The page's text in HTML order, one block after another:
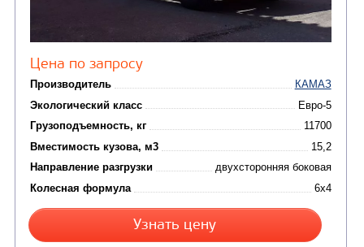
Автофургоны
Шасси(12)
АВТОБУСЫ
Вахтовые автобусы(3)
АВТОЦИСТЕРНЫ
CHAMELEON (г. Егорьевск)
(7)
КОММУНАЛЬНАЯ
Комбинированные
машины(18)
Вакуумные машины
Илососные машины